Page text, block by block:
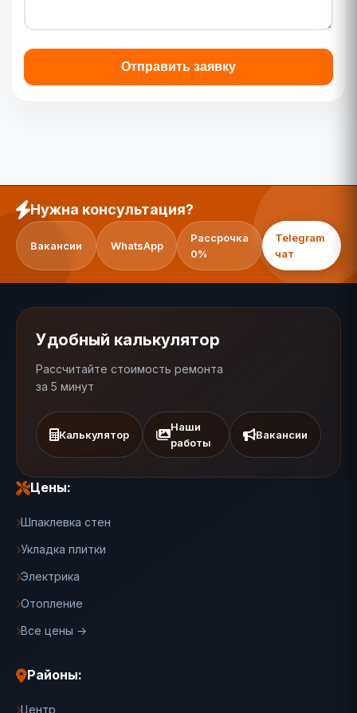
Отправить заявку
Нужна консультация?
Вакансии WhatsApp
Рассрочка
0%
Telegram
чат
Удобный калькулятор
Рассчитайте стоимость ремонта
за 5 минут
Калькулятор
Наши
работы
Вакансии
Цены:
Шпаклевка стен
Укладка плитки
Электрика
Отопление
Все цены →
Районы:
Центр